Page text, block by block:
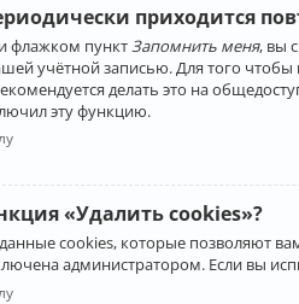
приходится
флажком пункт Запомнить меня, вы
учётной записью. Для того
делать это на
эту функцию.
«Удалить cookies»?
cookies, которые позволяют
администратором. Если вы